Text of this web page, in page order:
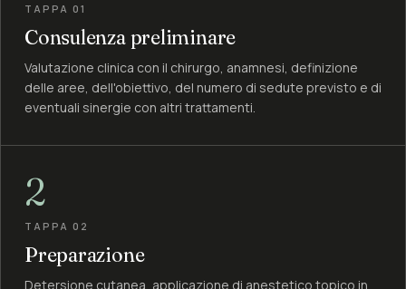
TAPPA 01
Consulenza preliminare
Valutazione clinica con il chirurgo, anamnesi, definizione
delle aree, dell'obiettivo, del numero di sedute previsto e di
eventuali sinergie con altri trattamenti.
2
TAPPA 02
Preparazione
Detersione cutanea, applicazione di anestetico topico in